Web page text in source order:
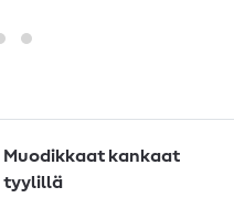
Muodikkaat kankaat
tyylillä